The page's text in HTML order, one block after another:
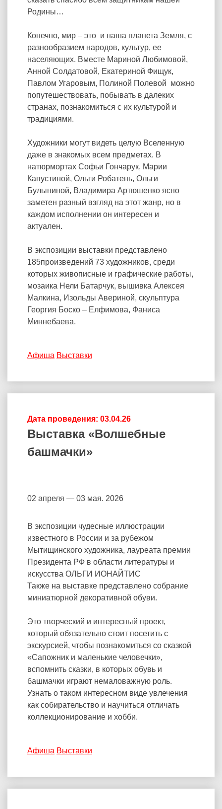
Родины…
Конечно, мир – это и наша планета Земля, с
разнообразием народов, культур, ее
населяющих. Вместе Мариной Любимовой,
Анной Солдатовой, Екатериной Фищук,
Павлом Угаровым, Полиной Полевой можно
попутешествовать, побывать в далеких
странах, познакомиться с их культурой и
традициями.
Художники могут видеть целую Вселенную
даже в знакомых всем предметах. В
натюрмортах Софьи Гончарук, Марии
Капустиной, Ольги Робатень, Ольги
Булыниной, Владимира Артюшенко ясно
заметен разный взгляд на этот жанр, но в
каждом исполнении он интересен и
актуален.
В экспозиции выставки представлено
185произведений 73 художников, среди
которых живописные и графические работы,
мозаика Нели Батарчук, вышивка Алексея
Малкина, Изольды Авериной, скульптура
Георгия Боско – Елфимова, Фаниса
Миннебаева.
Афиша Выставки
Дата проведения: 03.04.26
Выставка «Волшебные
башмачки»
02 апреля — 03 мая. 2026
В экспозиции чудесные иллюстрации
известного в России и за рубежом
Мытищинского художника, лауреата премии
Президента РФ в области литературы и
искусства ОЛЬГИ ИОНАЙТИС
Также на выставке представлено собрание
миниатюрной декоративной обуви.
Это творческий и интересный проект,
который обязательно стоит посетить с
экскурсией, чтобы познакомиться со сказкой
«Сапожник и маленькие человечки»,
вспомнить сказки, в которых обувь и
башмачки играют немаловажную роль.
Узнать о таком интересном виде увлечения
как собирательство и научиться отличать
коллекционирование и хобби.
Афиша Выставки